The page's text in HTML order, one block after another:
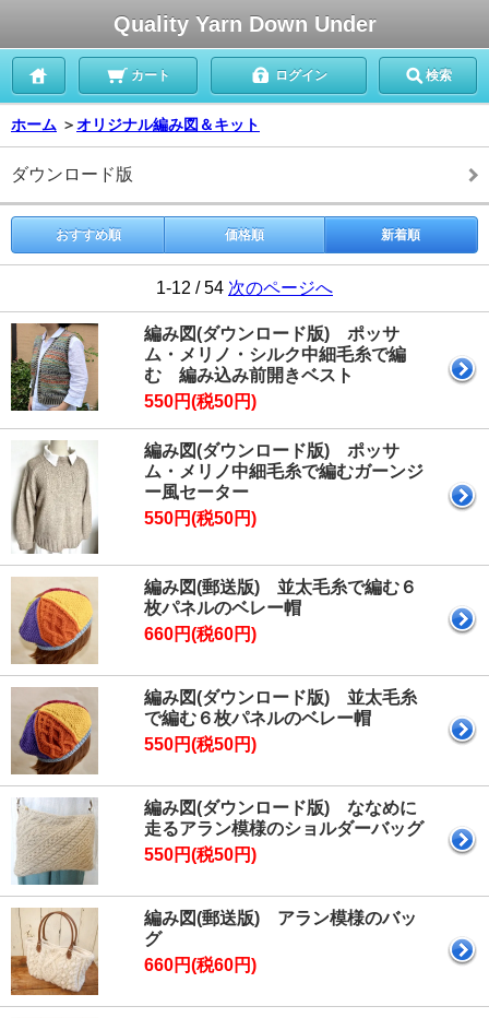
Quality Yarn Down Under
カート ログイン 検索
ホーム ＞オリジナル編み図＆キット
ダウンロード版
おすすめ順 価格順 新着順
1-12 / 54 次のページへ
編み図(ダウンロード版) ポッサ
ム・メリノ・シルク中細毛糸で編
む 編み込み前開きベスト
550円(税50円)
編み図(ダウンロード版) ポッサ
ム・メリノ中細毛糸で編むガーンジ
ー風セーター
550円(税50円)
編み図(郵送版) 並太毛糸で編む６
枚パネルのベレー帽
660円(税60円)
編み図(ダウンロード版) 並太毛糸
で編む６枚パネルのベレー帽
550円(税50円)
編み図(ダウンロード版) ななめに
走るアラン模様のショルダーバッグ
550円(税50円)
編み図(郵送版) アラン模様のバッ
グ
660円(税60円)